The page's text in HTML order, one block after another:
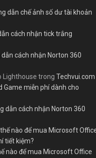
dẫn chế ảnh số dư tài khoản
cách nhận tick trắng
dẫn cách nhận Norton 360
Lighthouse trong Techvui.com
Game miễn phí dành cho
dẫn cách nhận Norton 360
nào để mua Microsoft
tiết kiệm?
nào để mua Microsoft Office